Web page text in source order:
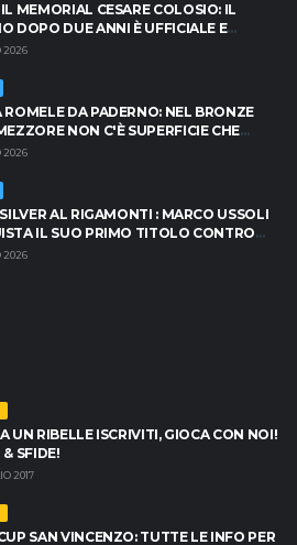
MEMORIAL CESARE COLOSIO: IL
DOPO DUE ANNI È UFFICIALE E
È PRONTA AD INFIAMMARSI!
2026
DA PADERNO: NEL BRONZE
NON C'È SUPERFICIE CHE
2026
AL RIGAMONTI : MARCO USSOLI
IL SUO PRIMO TITOLO CONTRO
CRISCIONE
2026
UN RIBELLE ISCRIVITI, GIOCA CON NOI!
SFIDE!
2017
SAN VINCENZO: TUTTE LE INFO PER